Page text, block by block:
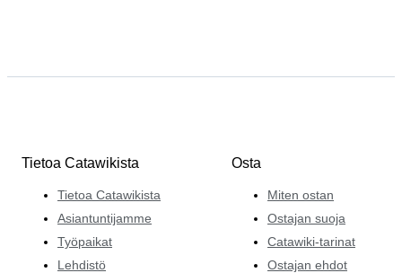
Tietoa Catawikista
Tietoa Catawikista
Asiantuntijamme
Työpaikat
Lehdistö
Osta
Miten ostan
Ostajan suoja
Catawiki-tarinat
Ostajan ehdot